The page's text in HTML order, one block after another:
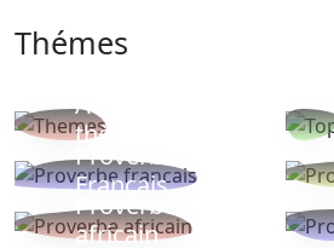
Thémes
Autres
thèmes
Proverbe
Français
Proverbe
africain